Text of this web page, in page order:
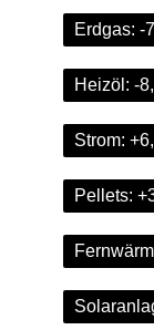
Erdgas: -
Heizöl: -
Strom:
Pellets: